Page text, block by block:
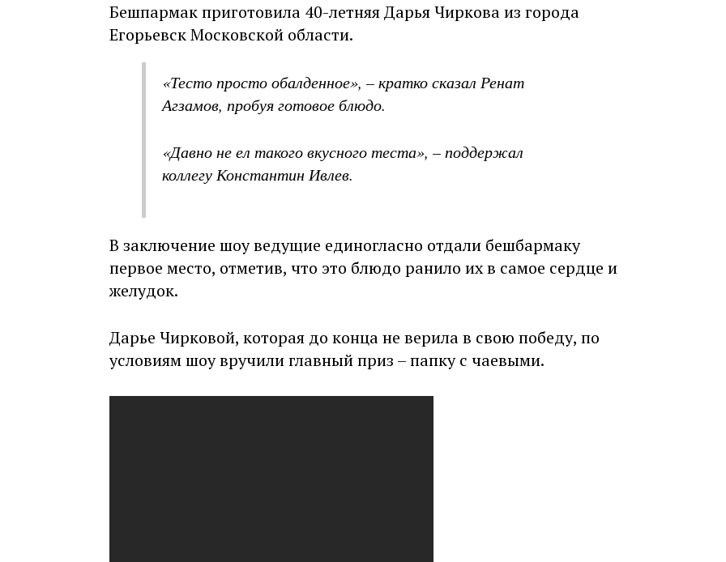
Бешпармак приготовила 40-летняя Дарья Чиркова из города
Егорьевск Московской области.
«Тесто просто обалденное», – кратко сказал Ренат
Агзамов, пробуя готовое блюдо.
«Давно не ел такого вкусного теста», – поддержал
коллегу Константин Ивлев.
В заключение шоу ведущие единогласно отдали бешбармаку
первое место, отметив, что это блюдо ранило их в самое сердце и
желудок.
Дарье Чирковой, которая до конца не верила в свою победу, по
условиям шоу вручили главный приз – папку с чаевыми.